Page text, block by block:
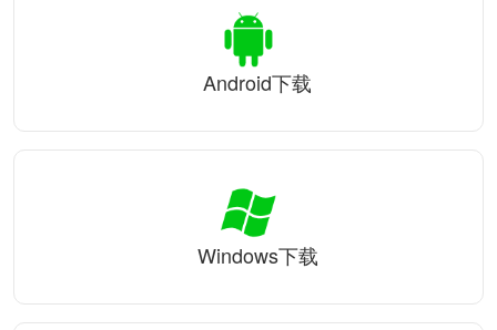
Android下载
Windows下载